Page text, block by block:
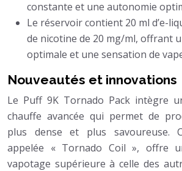
constante et une autonomie
Le réservoir contient 20 ml d’e-
de nicotine de 20 mg/ml, offrant
optimale et une sensation de
Nouveautés et innovations
Le Puff 9K Tornado Pack intègre
chauffe avancée qui permet de
plus dense et plus savoureuse.
appelée « Tornado Coil », offre
vapotage supérieure à celle des